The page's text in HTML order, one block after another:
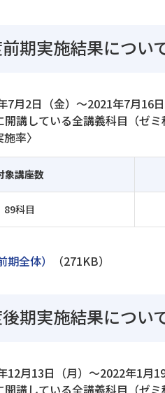
期実施結果につい
7月2日（金）～2021年7月16日
開講している全講義科目（ゼ
率〉
象講座数
89科目
全体） （271KB）
期実施結果につい
12月13日（月）～2022年1月19